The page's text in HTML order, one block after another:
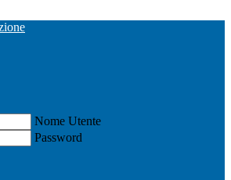
Nome Utente
Password